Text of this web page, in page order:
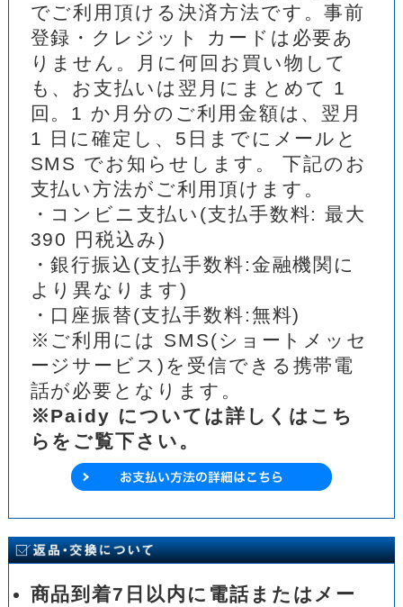
でご利用頂ける決済方法です。事前
登録・クレジット カードは必要あ
りません。月に何回お買い物して
も、お支払いは翌月にまとめて 1
回。1 か月分のご利用金額は、翌月
1 日に確定し、5日までにメールと
SMS でお知らせします。 下記のお
支払い方法がご利用頂けます。
・コンビニ支払い(支払手数料: 最大
390 円税込み)
・銀行振込(支払手数料:金融機関に
より異なります)
・口座振替(支払手数料:無料)
※ご利用には SMS(ショートメッセ
ージサービス)を受信できる携帯電
話が必要となります。
※Paidy については詳しくはこち
らをご覧下さい。
商品到着7日以内に電話またはメー